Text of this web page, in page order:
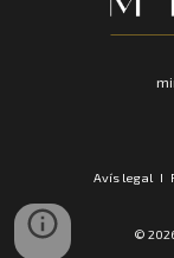
Avís legal I
©